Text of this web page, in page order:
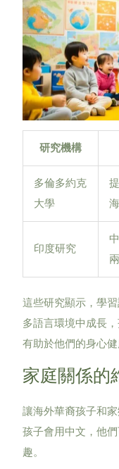
研究機構
多倫多約克
大學
印度研究
這些研究顯示，學
多語言環境中成長
有助於他們的身心健
家庭關係的
讓海外華裔孩子和
孩子會用中文，他
趣。